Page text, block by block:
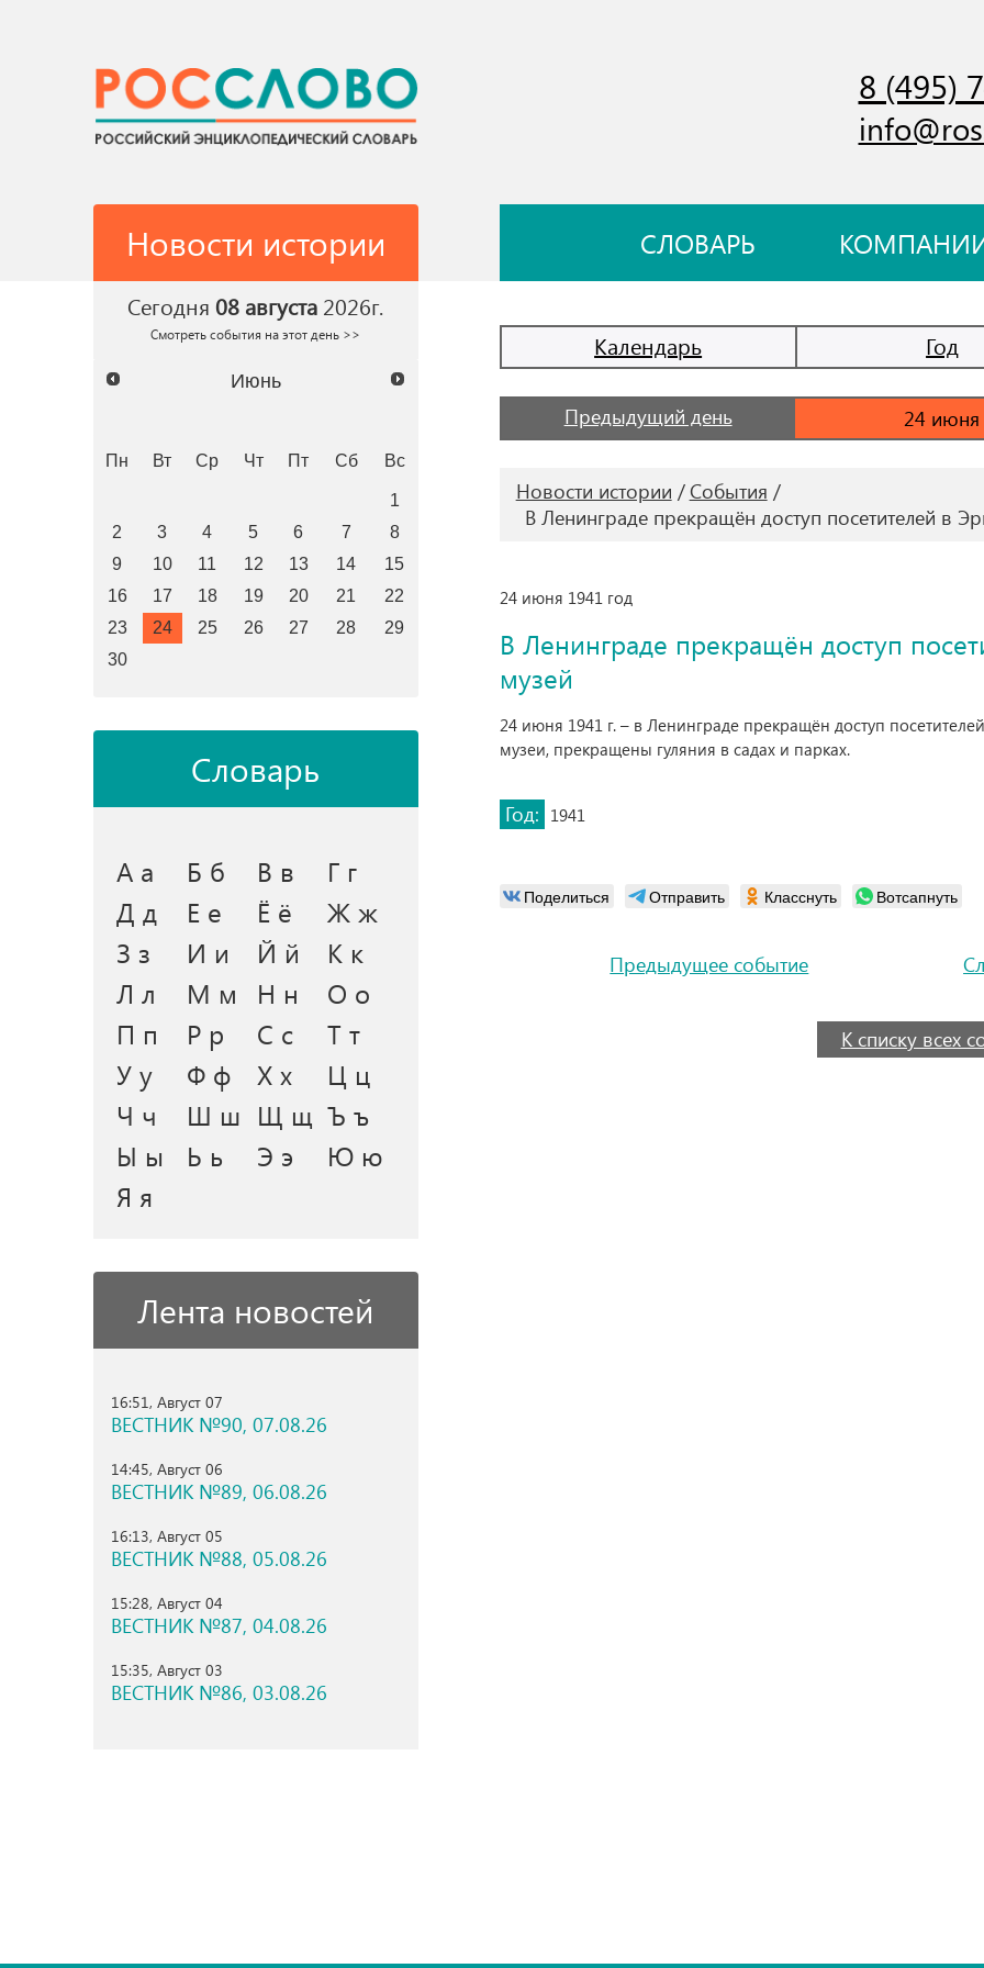
8 (495)
Новости истории СЛОВАРЬ
Сегодня 08 августа 2026г.
Смотреть события на этот день >>
Июнь
Пн Вт Ср Чт Пт Сб Вс
1
2
3 4 5 6 7
8
9
10 11 12 13 14
15
16
17 18 19 20 21
22
23
24 25 26 27 28
29
30
Словарь
А а Б б В в
Г г
Д д
Е е Ё ё
Ж ж
З з
И и Й й
К к
Л л
М м Н н
О о
П п
Р р С с
Т т
У у
Ф ф Х х
Ц ц
Ч ч
Ш ш Щ щ Ъ ъ
Ы ы
Ь ь Э э
Ю ю
Я я
Лента новостей
16:51, Август 07
ВЕСТНИК №90, 07.08.26
14:45, Август 06
ВЕСТНИК №89, 06.08.26
16:13, Август 05
ВЕСТНИК №88, 05.08.26
15:28, Август 04
ВЕСТНИК №87, 04.08.26
15:35, Август 03
ВЕСТНИК №86, 03.08.26
Календарь Год
Предыдущий день
Новости истории
События
В Ленинграде прекращён доступ посетителей в
24 июня 1941 год
В Ленинграде прекращён доступ
музей
24 июня 1941 г. – в Ленинграде прекращён доступ
музеи, прекращены гуляния в садах и парках.
Год: 1941
Поделиться Отправить Класснуть Вотсапнуть
Предыдущее событие
К списку всех